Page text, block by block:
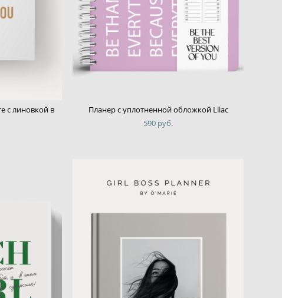
с линовкой в
Планер с уплотненной обложкой Lilac
590 pуб.